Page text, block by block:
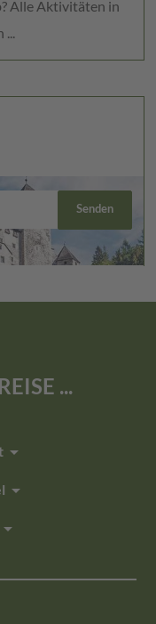
Alle Aktivitäten in
...
arrow_drop_down
arrow_drop_down
arrow_drop_down